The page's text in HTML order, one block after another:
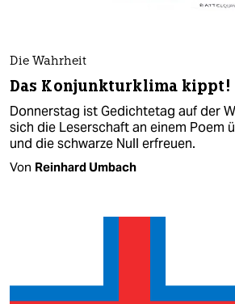
Die Wahrheit
Das Konjunkturklima kippt!
Donnerstag ist Gedichtetag auf der
sich die Leserschaft an einem Poem
und die schwarze Null erfreuen.
Von Reinhard Umbach